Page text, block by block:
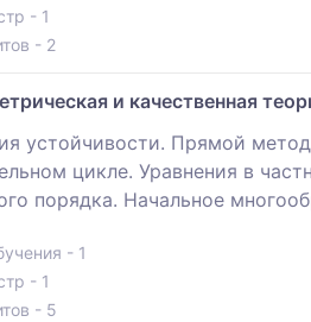
- 1
- 2
и качественная
устойчивости. Прямой
цикле. Уравнения в
порядка. Начальное
- 1
- 1
- 5